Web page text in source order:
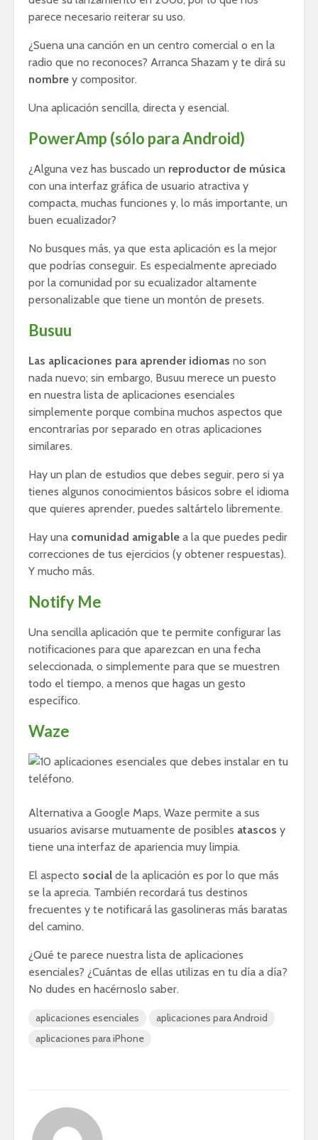
parece necesario reiterar su uso.
¿Suena una canción en un centro comercial o en la
radio que no reconoces? Arranca Shazam y te dirá su
nombre y compositor.
Una aplicación sencilla, directa y esencial.
PowerAmp (sólo para Android)
¿Alguna vez has buscado un reproductor de música
con una interfaz gráfica de usuario atractiva y
compacta, muchas funciones y, lo más importante, un
buen ecualizador?
No busques más, ya que esta aplicación es la mejor
que podrías conseguir. Es especialmente apreciado
por la comunidad por su ecualizador altamente
personalizable que tiene un montón de presets.
Busuu
Las aplicaciones para aprender idiomas no son
nada nuevo; sin embargo, Busuu merece un puesto
en nuestra lista de aplicaciones esenciales
simplemente porque combina muchos aspectos que
encontrarías por separado en otras aplicaciones
similares.
Hay un plan de estudios que debes seguir, pero si ya
tienes algunos conocimientos básicos sobre el idioma
que quieres aprender, puedes saltártelo libremente.
Hay una comunidad amigable a la que puedes pedir
correcciones de tus ejercicios (y obtener respuestas).
Y mucho más.
Notify Me
Una sencilla aplicación que te permite configurar las
notificaciones para que aparezcan en una fecha
seleccionada, o simplemente para que se muestren
todo el tiempo, a menos que hagas un gesto
específico.
Waze
Alternativa a Google Maps, Waze permite a sus
usuarios avisarse mutuamente de posibles atascos y
tiene una interfaz de apariencia muy limpia.
El aspecto social de la aplicación es por lo que más
se la aprecia. También recordará tus destinos
frecuentes y te notificará las gasolineras más baratas
del camino.
¿Qué te parece nuestra lista de aplicaciones
esenciales? ¿Cuántas de ellas utilizas en tu día a día?
No dudes en hacérnoslo saber.
aplicaciones esenciales
aplicaciones para Android
aplicaciones para iPhone